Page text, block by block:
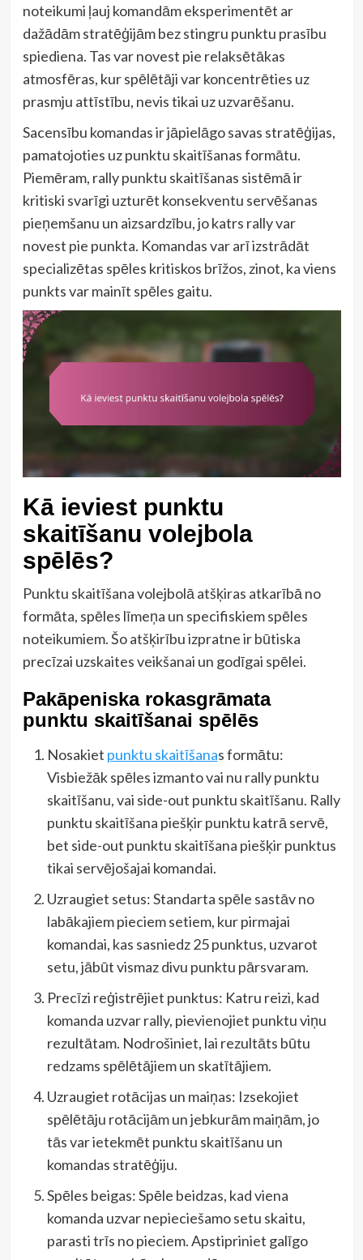
noteikumi ļauj komandām eksperimentēt ar
dažādām stratēģijām bez stingru punktu prasību
spiediena. Tas var novest pie relaksētākas
atmosfēras, kur spēlētāji var koncentrēties uz
prasmju attīstību, nevis tikai uz uzvarēšanu.
Sacensību komandas ir jāpielāgo savas stratēģijas,
pamatojoties uz punktu skaitīšanas formātu.
Piemēram, rally punktu skaitīšanas sistēmā ir
kritiski svarīgi uzturēt konsekventu servēšanas
pieņemšanu un aizsardzību, jo katrs rally var
novest pie punkta. Komandas var arī izstrādāt
specializētas spēles kritiskos brīžos, zinot, ka viens
punkts var mainīt spēles gaitu.
Kā ieviest punktu
skaitīšanu volejbola
spēlēs?
Punktu skaitīšana volejbolā atšķiras atkarībā no
formāta, spēles līmeņa un specifiskiem spēles
noteikumiem. Šo atšķirību izpratne ir būtiska
precīzai uzskaites veikšanai un godīgai spēlei.
Pakāpeniska rokasgrāmata
punktu skaitīšanai spēlēs
Nosakiet punktu skaitīšanas formātu:
Visbiežāk spēles izmanto vai nu rally punktu
skaitīšanu, vai side-out punktu skaitīšanu. Rally
punktu skaitīšana piešķir punktu katrā servē,
bet side-out punktu skaitīšana piešķir punktus
tikai servējošajai komandai.
Uzraugiet setus: Standarta spēle sastāv no
labākajiem pieciem setiem, kur pirmajai
komandai, kas sasniedz 25 punktus, uzvarot
setu, jābūt vismaz divu punktu pārsvaram.
Precīzi reģistrējiet punktus: Katru reizi, kad
komanda uzvar rally, pievienojiet punktu viņu
rezultātam. Nodrošiniet, lai rezultāts būtu
redzams spēlētājiem un skatītājiem.
Uzraugiet rotācijas un maiņas: Izsekojiet
spēlētāju rotācijām un jebkurām maiņām, jo
tās var ietekmēt punktu skaitīšanu un
komandas stratēģiju.
Spēles beigas: Spēle beidzas, kad viena
komanda uzvar nepieciešamo setu skaitu,
parasti trīs no pieciem. Apstipriniet galīgo